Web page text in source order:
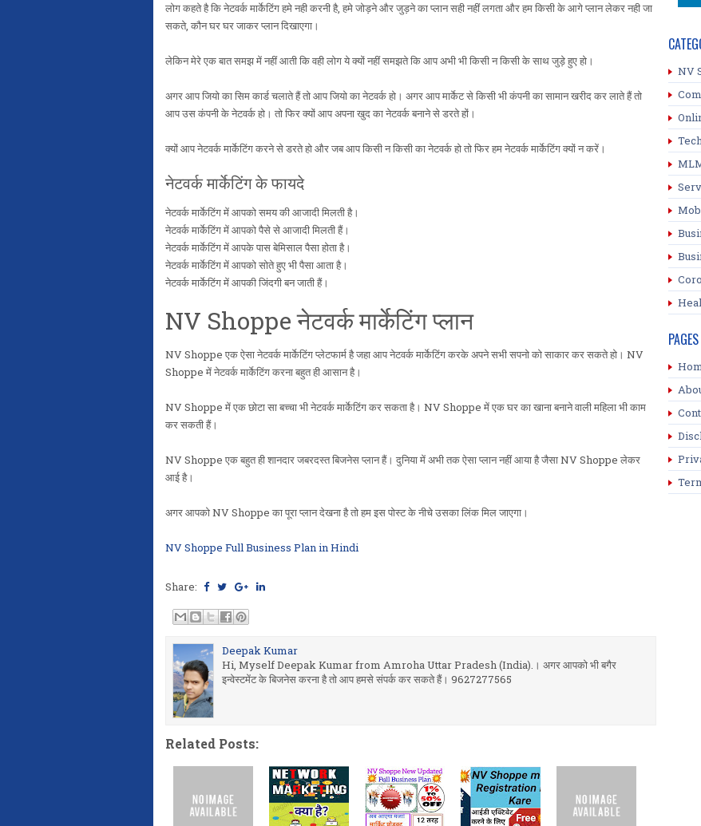
लोग कहते है कि नेटवर्क मार्केटिंग हमे नही करनी है, हमे जोड़ने और जुड़ने का प्लान सही नहीं लगता और हम किसी के आगे प्लान लेकर नही जा
सकते, कौन घर घर जाकर प्लान दिखाएगा।
लेकिन मेरे एक बात समझ में नहीं आती कि वही लोग ये क्यों नहीं समझते कि आप अभी भी किसी न किसी के साथ जुड़े हुए हो।
अगर आप जियो का सिम कार्ड चलाते हैं तो आप जियो का नेटवर्क हो। अगर आप मार्केट से किसी भी कंपनी का सामान खरीद कर लाते हैं तो
आप उस कंपनी के नेटवर्क हो। तो फिर क्यों आप अपना खुद का नेटवर्क बनाने से डरते हों।
क्यों आप नेटवर्क मार्केटिंग करने से डरते हो और जब आप किसी न किसी का नेटवर्क हो तो फिर हम नेटवर्क मार्केटिंग क्यों न करें।
नेटवर्क मार्केटिंग के फायदे
नेटवर्क मार्केटिंग में आपको समय की आजादी मिलती है।
नेटवर्क मार्केटिंग में आपको पैसे से आजादी मिलती हैं।
नेटवर्क मार्केटिंग में आपके पास बेमिसाल पैसा होता है।
नेटवर्क मार्केटिंग में आपको सोते हुए भी पैसा आता है।
नेटवर्क मार्केटिंग में आपकी जिंदगी बन जाती हैं।
NV Shoppe नेटवर्क मार्केटिंग प्लान
NV Shoppe एक ऐसा नेटवर्क मार्केटिंग प्लेटफार्म है जहा आप नेटवर्क मार्केटिंग करके अपने सभी सपनो को साकार कर सकते हो। NV
Shoppe में नेटवर्क मार्केटिंग करना बहुत ही आसान है।
NV Shoppe में एक छोटा सा बच्चा भी नेटवर्क मार्केटिंग कर सकता है। NV Shoppe में एक घर का खाना बनाने वाली महिला भी काम
कर सकती हैं।
NV Shoppe एक बहुत ही शानदार जबरदस्त बिजनेस प्लान हैं। दुनिया में अभी तक ऐसा प्लान नहीं आया है जैसा NV Shoppe लेकर
आई है।
अगर आपको NV Shoppe का पूरा प्लान देखना है तो हम इस पोस्ट के नीचे उसका लिंक मिल जाएगा।
NV Shoppe Full Business Plan in Hindi
Share:
Deepak Kumar
Hi, Myself Deepak Kumar from Amroha Uttar Pradesh (India).। अगर आपको भी बगैर
इन्वेस्टमेंट के बिजनेस करना है तो आप हमसे संपर्क कर सकते हैं। 9627277565
Related Posts:
NV
PAGES